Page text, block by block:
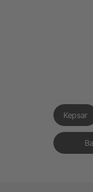
Kepsar